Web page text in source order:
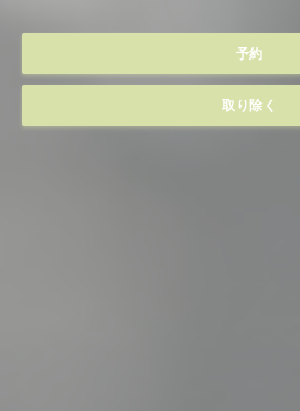
予約
取り除く